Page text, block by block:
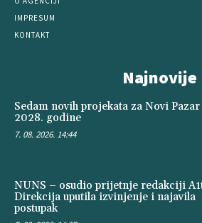
IMPRESUM
KONTAKT
Najnovije
Sedam novih projekata za Novi Pazar
2028. godine
7. 08. 2026. 14:44
NUNS – osudio prijetnje redakciji
Direkcija uputila izvinjenje i najavila
postupak